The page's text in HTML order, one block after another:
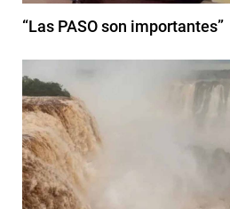
“Las PASO son importantes”